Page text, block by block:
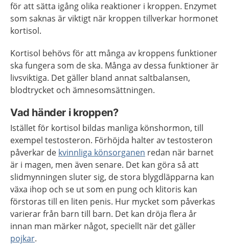
för att sätta igång olika reaktioner i kroppen. Enzymet
som saknas är viktigt när kroppen tillverkar hormonet
kortisol.
Kortisol behövs för att många av kroppens funktioner
ska fungera som de ska. Många av dessa funktioner är
livsviktiga. Det gäller bland annat saltbalansen,
blodtrycket och ämnesomsättningen.
Vad händer i kroppen?
Istället för kortisol bildas manliga könshormon, till
exempel testosteron. Förhöjda halter av testosteron
påverkar de kvinnliga könsorganen redan när barnet
är i magen, men även senare. Det kan göra så att
slidmynningen sluter sig, de stora blygdläpparna kan
växa ihop och se ut som en pung och klitoris kan
förstoras till en liten penis. Hur mycket som påverkas
varierar från barn till barn. Det kan dröja flera år
innan man märker något, speciellt när det gäller
pojkar.